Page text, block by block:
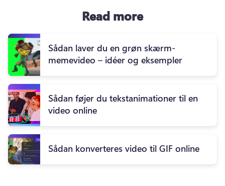
Read more
Sådan laver du en grøn skærm-
memevideo – idéer og eksempler
Sådan føjer du tekstanimationer til en
video online
Sådan konverteres video til GIF online